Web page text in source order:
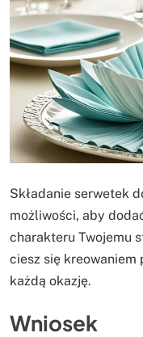
Składanie serwetek
możliwości, aby
charakteru Twojemu
ciesz się kreowaniem
każdą okazję.
Wniosek